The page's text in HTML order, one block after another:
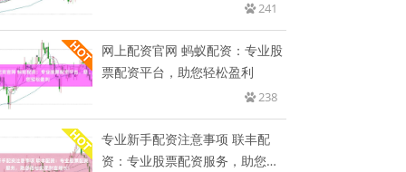
241
网上配资官网 蚂蚁配资：专业股
票配资平台，助您轻松盈利
238
专业新手配资注意事项 联丰配
资：专业股票配资服务，助您轻